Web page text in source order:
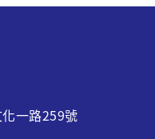
一路259號